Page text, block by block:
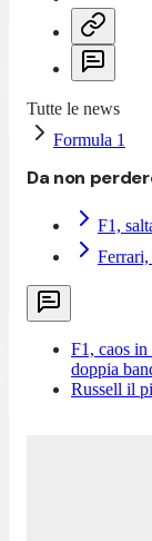
Tutte le news
Formula 1
Da non
F1,
F1, caos
doppia
Russell il